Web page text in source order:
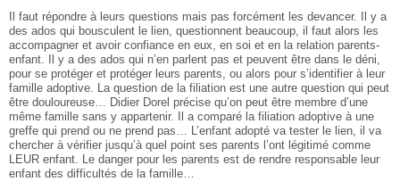
Il faut répondre à leurs questions mais pas forcément les devancer. Il y a
des ados qui bousculent le lien, questionnent beaucoup, il faut alors les
accompagner et avoir confiance en eux, en soi et en la relation parents-
enfant. Il y a des ados qui n’en parlent pas et peuvent être dans le déni,
pour se protéger et protéger leurs parents, ou alors pour s’identifier à leur
famille adoptive. La question de la filiation est une autre question qui peut
être douloureuse… Didier Dorel précise qu’on peut être membre d’une
même famille sans y appartenir. Il a comparé la filiation adoptive à une
greffe qui prend ou ne prend pas… L’enfant adopté va tester le lien, il va
chercher à vérifier jusqu’à quel point ses parents l’ont légitimé comme
LEUR enfant. Le danger pour les parents est de rendre responsable leur
enfant des difficultés de la famille…